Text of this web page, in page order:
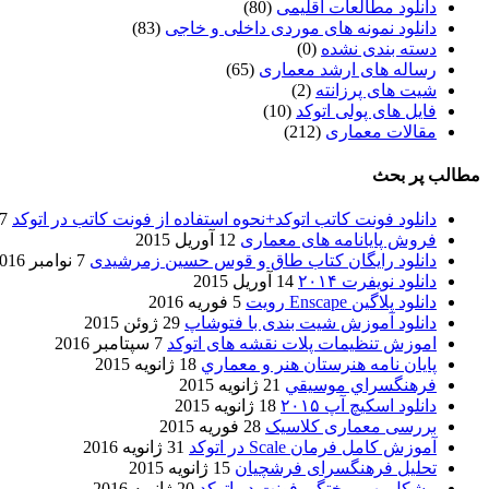
دانلود مطالعات اقلیمی (80)
دانلود نمونه های موردی داخلی و خاجی (83)
دسته بندی نشده (0)
رساله های ارشد معماری (65)
شیت های پرزانته (2)
فایل های پولی اتوکد (10)
مقالات معماری (212)
مطالب پر بحث
دانلود فونت کاتب اتوکد+نحوه استفاده از فونت کاتب در اتوکد 7 آگوست 2017
فروش پایانامه های معماری 12 آوریل 2015
دانلود رایگان کتاب طاق و قوس حسین زمرشیدی 7 نوامبر 2016
دانلود نویفرت ۲۰۱۴
14 آوریل 2015
دانلود پلاگین Enscape رویت
5 فوریه 2016
دانلود آموزش شیت بندی با فتوشاپ 29 ژوئن 2015
اموزش تنظیمات پلات نقشه های اتوکد 7 سپتامبر 2016
پایان نامه هنرستان هنر و معماري 18 ژانویه 2015
فرهنگسراي موسيقي 21 ژانویه 2015
دانلود اسکیچ آپ ۲۰۱۵
18 ژانویه 2015
بررسی معماری کلاسیک 28 فوریه 2015
آموزش کامل فرمان Scale در اتوکد
31 ژانویه 2016
تحلیل فرهنگسرای فرشچیان 15 ژانویه 2015